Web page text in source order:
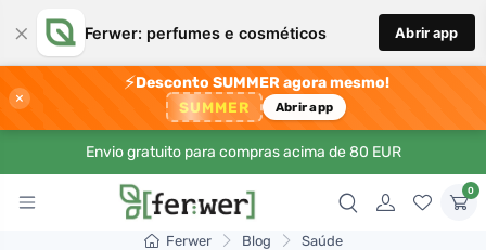
× Ferwer: perfumes e cosméticos Abrir app
×
⚡Desconto SUMMER agora mesmo!
SUMMER Abrir app
Envio gratuito para compras acima de 80 EUR
0
Ferwer Blog Saúde